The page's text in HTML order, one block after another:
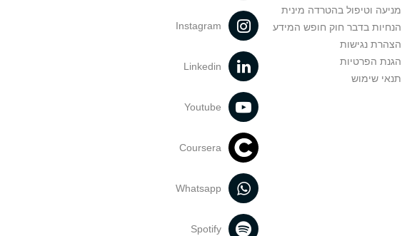
מניעה וטיפול בהטרדה מינית
הנחיות בדבר חוק חופש המידע
הצהרת נגישות
הגנת הפרטיות
תנאי שימוש
Instagram
Linkedin
Youtube
Coursera
Whatsapp
Spotify